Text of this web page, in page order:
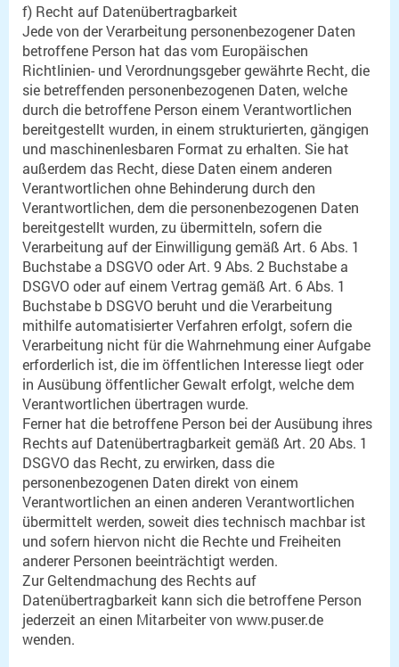
f) Recht auf Datenübertragbarkeit
Jede von der Verarbeitung personenbezogener Daten
betroffene Person hat das vom Europäischen
Richtlinien- und Verordnungsgeber gewährte Recht, die
sie betreffenden personenbezogenen Daten, welche
durch die betroffene Person einem Verantwortlichen
bereitgestellt wurden, in einem strukturierten, gängigen
und maschinenlesbaren Format zu erhalten. Sie hat
außerdem das Recht, diese Daten einem anderen
Verantwortlichen ohne Behinderung durch den
Verantwortlichen, dem die personenbezogenen Daten
bereitgestellt wurden, zu übermitteln, sofern die
Verarbeitung auf der Einwilligung gemäß Art. 6 Abs. 1
Buchstabe a DSGVO oder Art. 9 Abs. 2 Buchstabe a
DSGVO oder auf einem Vertrag gemäß Art. 6 Abs. 1
Buchstabe b DSGVO beruht und die Verarbeitung
mithilfe automatisierter Verfahren erfolgt, sofern die
Verarbeitung nicht für die Wahrnehmung einer Aufgabe
erforderlich ist, die im öffentlichen Interesse liegt oder
in Ausübung öffentlicher Gewalt erfolgt, welche dem
Verantwortlichen übertragen wurde.
Ferner hat die betroffene Person bei der Ausübung ihres
Rechts auf Datenübertragbarkeit gemäß Art. 20 Abs. 1
DSGVO das Recht, zu erwirken, dass die
personenbezogenen Daten direkt von einem
Verantwortlichen an einen anderen Verantwortlichen
übermittelt werden, soweit dies technisch machbar ist
und sofern hiervon nicht die Rechte und Freiheiten
anderer Personen beeinträchtigt werden.
Zur Geltendmachung des Rechts auf
Datenübertragbarkeit kann sich die betroffene Person
jederzeit an einen Mitarbeiter von www.puser.de
wenden.